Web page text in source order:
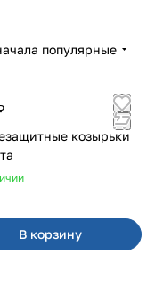
популярные
козырьки
В корзину